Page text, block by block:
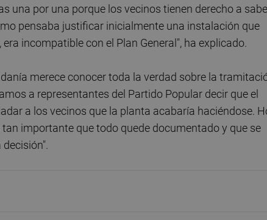
una por una porque los vecinos tienen derecho a
pensaba justificar inicialmente una instalación que
incompatible con el Plan General", ha explicado.
merece conocer toda la verdad sobre la
a representantes del Partido Popular decir que el
a los vecinos que la planta acabaría haciéndose.
importante que todo quede documentado y que se